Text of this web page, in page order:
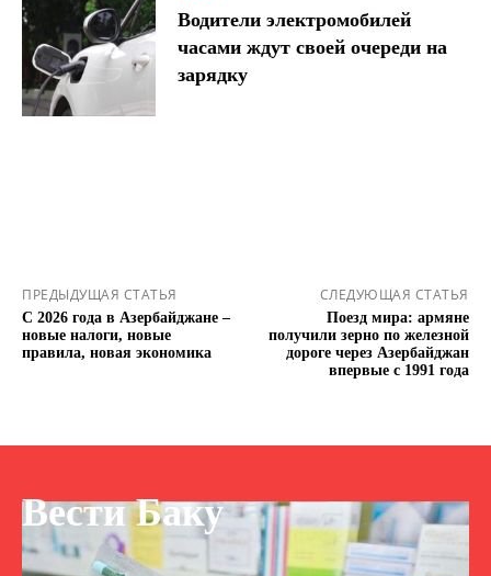
Водители электромобилей
часами ждут своей очереди на
зарядку
ПРЕДЫДУЩАЯ СТАТЬЯ
С 2026 года в Азербайджане –
новые налоги, новые
правила, новая экономика
СЛЕДУЮЩАЯ СТАТЬЯ
Поезд мира: армяне
получили зерно по железной
дороге через Азербайджан
впервые с 1991 года
Вести Баку